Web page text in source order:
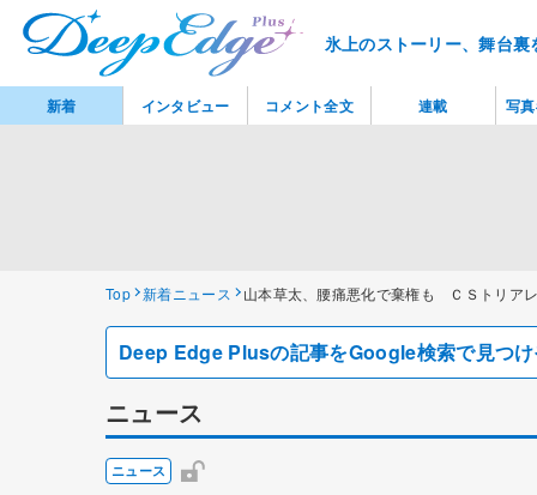
氷上のストーリー、舞台
Top 新着ニュース 山本草太、腰痛悪化で棄権も ＣＳトリア
Deep Edge Plusの記事をGoogle検索で見つ
ニュース
ニュース
新着 インタビュー コメント全文 連載 写